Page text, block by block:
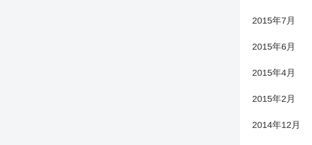
2015年7月
2015年6月
2015年4月
2015年2月
2014年12月